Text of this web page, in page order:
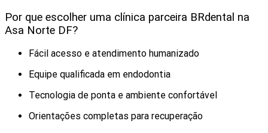
Por que escolher uma clínica parceira BRdental na
Asa Norte DF?
Fácil acesso e atendimento humanizado
Equipe qualificada em endodontia
Tecnologia de ponta e ambiente confortável
Orientações completas para recuperação